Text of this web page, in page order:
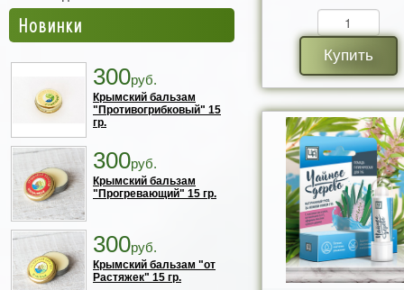
Новинки
300руб.
Крымский бальзам
"Противогрибковый" 15
гр.
300руб.
Крымский бальзам
"Прогревающий" 15 гр.
300руб.
Крымский бальзам "от
Растяжек" 15 гр.
Купить